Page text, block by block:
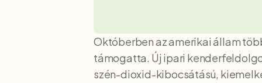
Októberben az amerikai állam
támogatta. Új ipari
szén-dioxid-kibocsátású,